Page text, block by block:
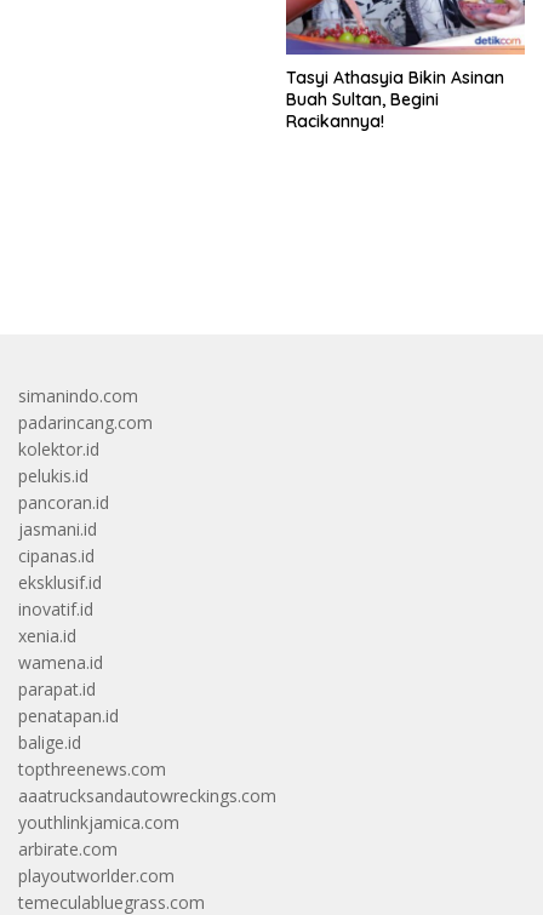
Tasyi Athasyia Bikin Asinan
Buah Sultan, Begini
Racikannya!
simanindo.com
padarincang.com
kolektor.id
pelukis.id
pancoran.id
jasmani.id
cipanas.id
eksklusif.id
inovatif.id
xenia.id
wamena.id
parapat.id
penatapan.id
balige.id
topthreenews.com
aaatrucksandautowreckings.com
youthlinkjamica.com
arbirate.com
playoutworlder.com
temeculabluegrass.com